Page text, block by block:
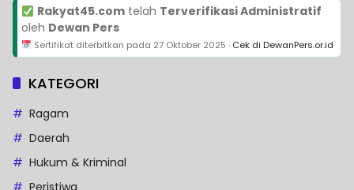
Rakyat45.comtelah Terverifikasi Administratif
oleh Dewan Pers
Sertifikat diterbitkan pada 27 Oktober 2025 · Cek di DewanPers.or.id
KATEGORI
Ragam
Daerah
Hukum & Kriminal